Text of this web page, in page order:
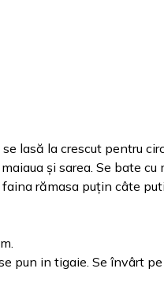
lasă la crescut pentru
și sarea. Se bate cu
rămasa puțin câte
pun in tigaie. Se învârt